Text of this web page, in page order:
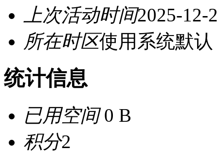
上次活动时间2025-12-
所在时区使用系统默认
统计信息
已用空间0 B
积分2